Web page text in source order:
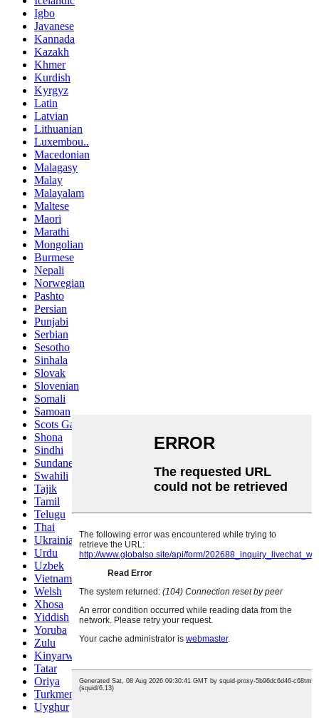
Igbo
Javanese
Kannada
Kazakh
Khmer
Kurdish
Kyrgyz
Latin
Latvian
Lithuanian
Luxembou..
Macedonian
Malagasy
Malay
Malayalam
Maltese
Maori
Marathi
Mongolian
Burmese
Nepali
Norwegian
Pashto
Persian
Punjabi
Serbian
Sesotho
Sinhala
Slovak
Slovenian
Somali
Samoan
Scots Gaelic
Shona
Sindhi
Sundanese
Swahili
Tajik
Tamil
Telugu
Thai
Ukrainian
Urdu
Uzbek
Vietnamese
Welsh
Xhosa
Yiddish
Yoruba
Zulu
Kinyarwanda
Tatar
Oriya
Turkmen
Uyghur